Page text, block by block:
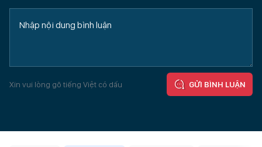
Xin vui lòng gõ tiếng Việt có dấu GỬI BÌNH LUẬN